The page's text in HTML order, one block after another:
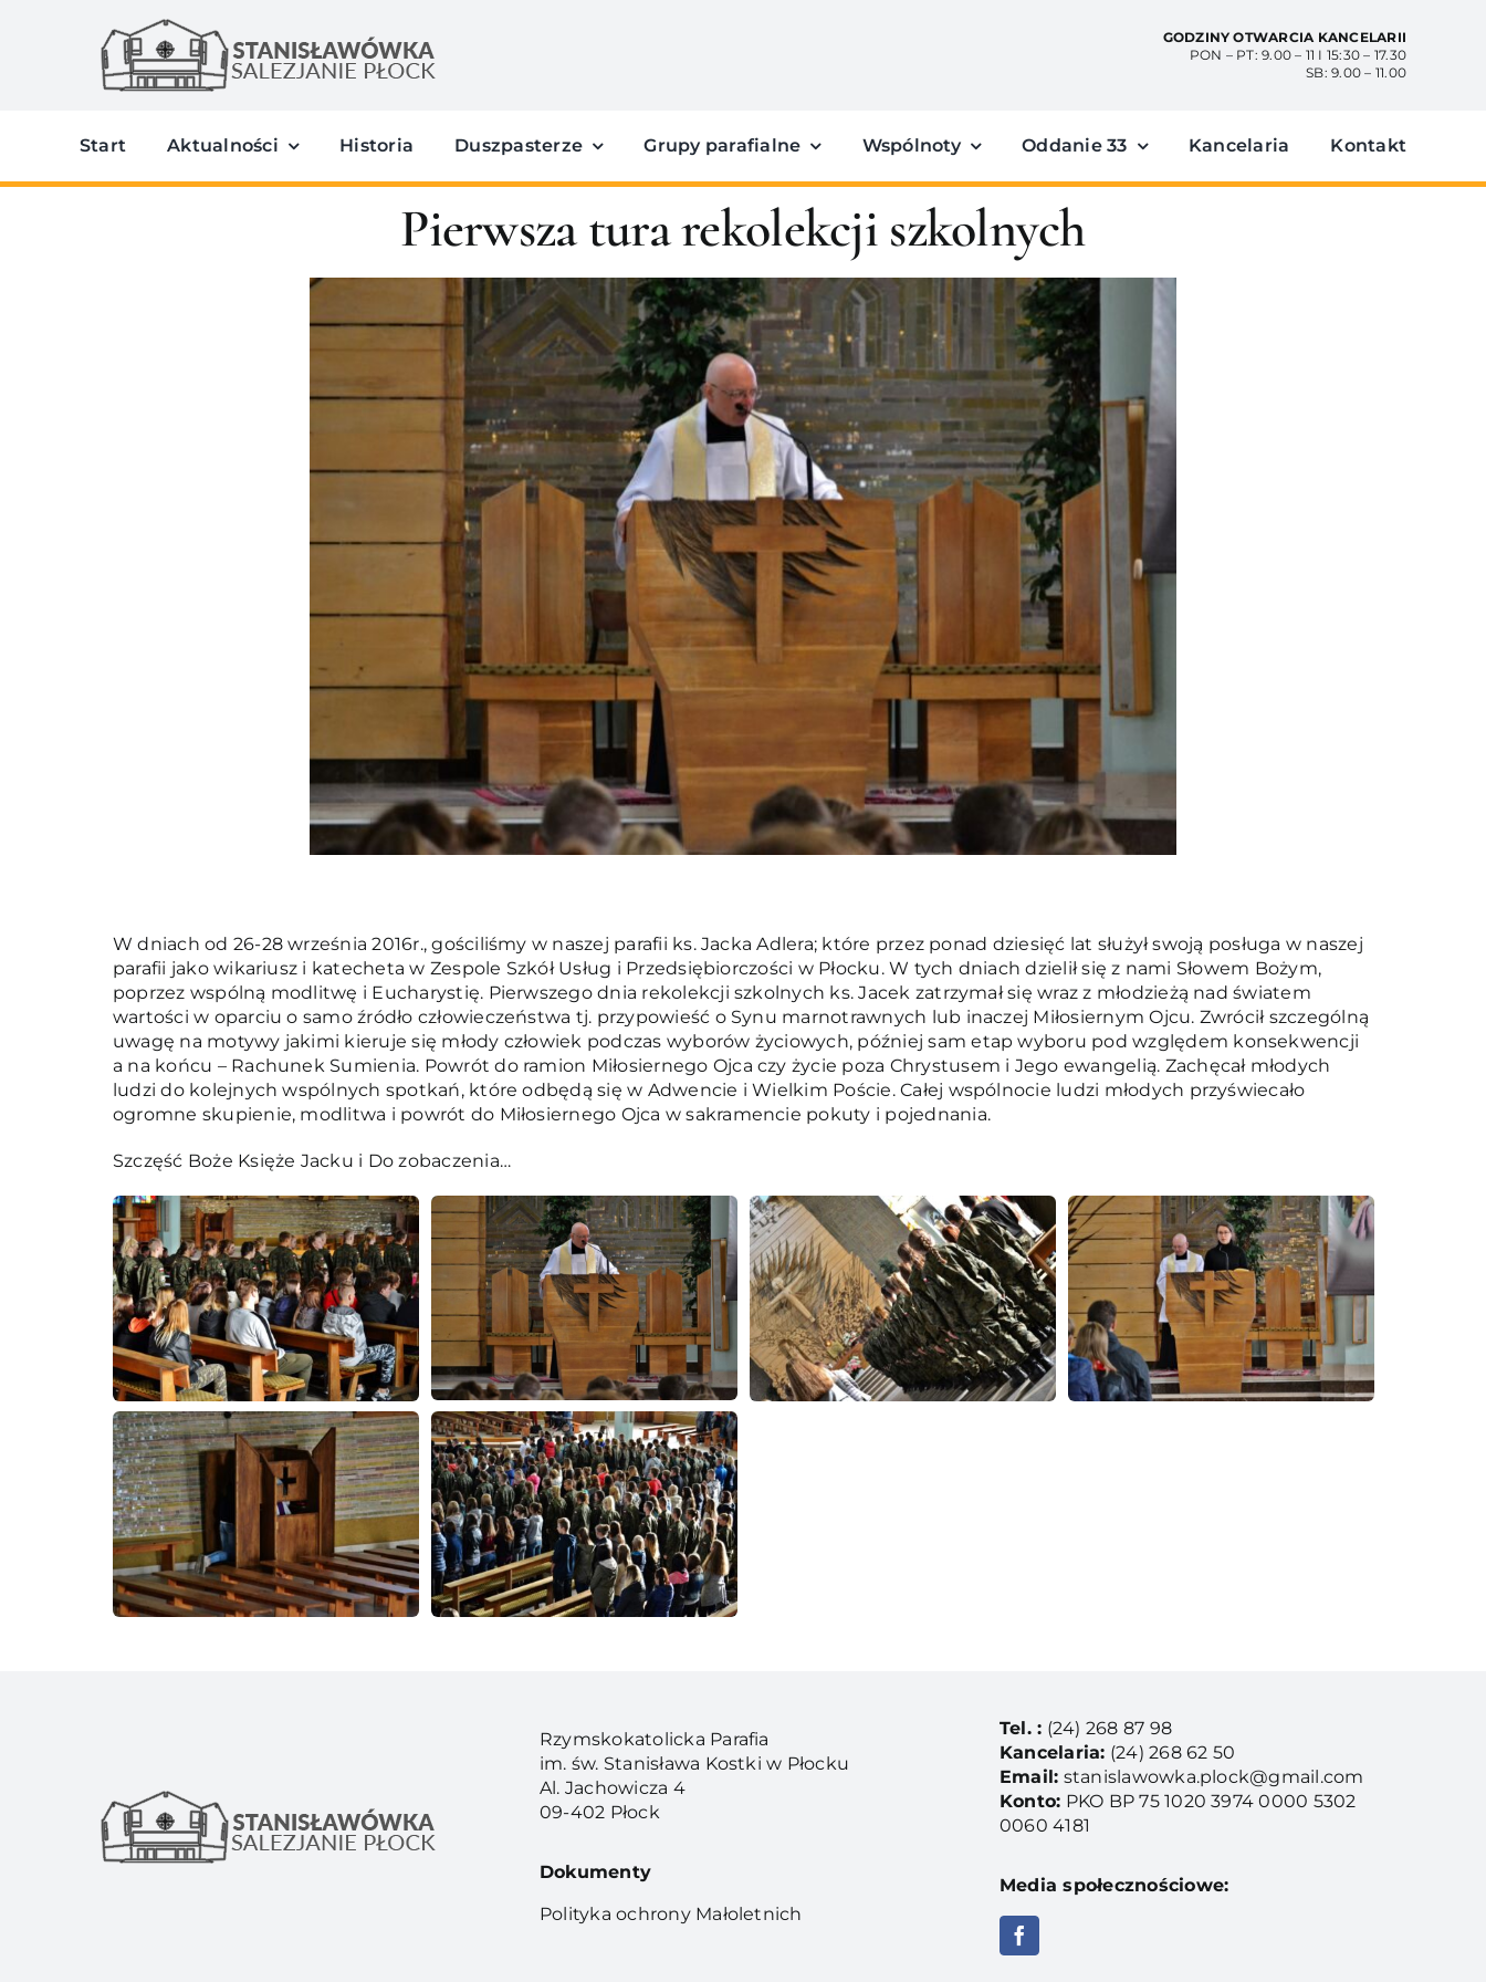
GODZINY OTWARCIA KANCELARII
PON – PT: 9.00 – 11 I 15:30 – 17.30
SB: 9.00 – 11.00
Start Aktualności Historia Duszpasterze Grupy parafialne Wspólnoty Oddanie 33 Kancelaria Kontakt
Pierwsza tura rekolekcji szkolnych
W dniach od 26-28 września 2016r., gościliśmy w naszej parafii ks. Jacka Adlera; które przez ponad dziesięć lat służył swoją posługa w naszej
parafii jako wikariusz i katecheta w Zespole Szkół Usług i Przedsiębiorczości w Płocku. W tych dniach dzielił się z nami Słowem Bożym,
poprzez wspólną modlitwę i Eucharystię. Pierwszego dnia rekolekcji szkolnych ks. Jacek zatrzymał się wraz z młodzieżą nad światem
wartości w oparciu o samo źródło człowieczeństwa tj. przypowieść o Synu marnotrawnych lub inaczej Miłosiernym Ojcu. Zwrócił szczególną
uwagę na motywy jakimi kieruje się młody człowiek podczas wyborów życiowych, później sam etap wyboru pod względem konsekwencji
a na końcu – Rachunek Sumienia. Powrót do ramion Miłosiernego Ojca czy życie poza Chrystusem i Jego ewangelią. Zachęcał młodych
ludzi do kolejnych wspólnych spotkań, które odbędą się w Adwencie i Wielkim Poście. Całej wspólnocie ludzi młodych przyświecało
ogromne skupienie, modlitwa i powrót do Miłosiernego Ojca w sakramencie pokuty i pojednania.
Szczęść Boże Księże Jacku i Do zobaczenia…
Rzymskokatolicka Parafia
im. św. Stanisława Kostki w Płocku
Al. Jachowicza 4
09-402 Płock
Dokumenty
Polityka ochrony Małoletnich
Tel. : (24) 268 87 98
Kancelaria: (24) 268 62 50
Email: stanislawowka.plock@gmail.com
Konto: PKO BP 75 1020 3974 0000 5302
0060 4181
Media społecznościowe: